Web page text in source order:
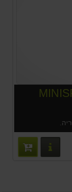
פרטים